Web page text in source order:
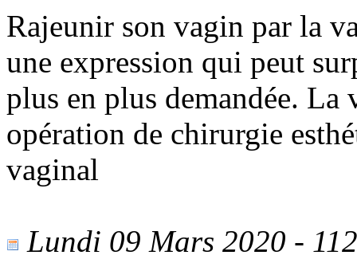
Rajeunir son vagin par la
une expression qui peut
plus en plus demandée. La
opération de chirurgie
vaginal
Lundi 09 Mars 2020 -